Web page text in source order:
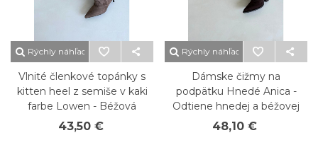
Rýchly náhľad
Vlnité členkové topánky s
kitten heel z semiše v kaki
farbe Lowen - Béžová
43,50 €
Rýchly náhľad
Dámske čižmy na
podpätku Hnedé Anica -
Odtiene hnedej a béžovej
48,10 €